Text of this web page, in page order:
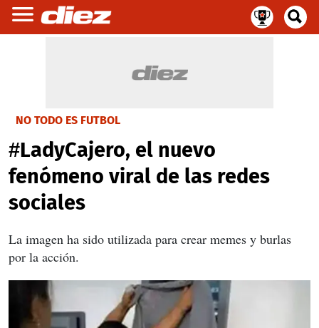
NO TODO ES FUTBOL
#LadyCajero, el nuevo
fenómeno viral de las redes
sociales
La imagen ha sido utilizada para crear memes y burlas
por la acción.